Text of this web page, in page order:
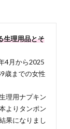
生理用品とそ
4月から2025
歳までの女性
理用ナプキン
よりタンポン
果になりまし